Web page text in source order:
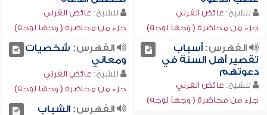
للشيخ: عائض القرني
جزء من محاضرة ( وجهاً لوجه)
للشيخ: عائض القرني
جزء من محاضرة ( وجهاً لوجه)
الفهرس:أسباب
تقصير أهل السنة في
دعوتهم
للشيخ: عائض القرني
جزء من محاضرة ( وجهاً لوجه)
الفهرس: شخصيات
ومعاني
للشيخ: عائض القرني
جزء من محاضرة ( وجهاً لوجه)
الفهرس:الشباب